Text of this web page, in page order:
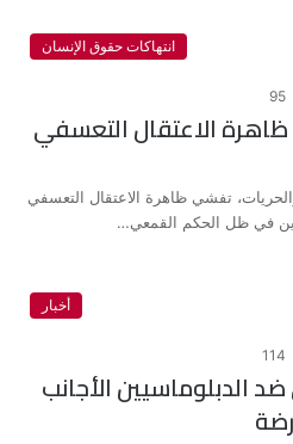
انتهاكات حقوق الإنسان
95
الاعتقال التعسفي
تفشي ظاهرة الاعتقال التعسفي
في ظل الحكم القمعي…
أخبار
114
الدبلوماسيين الأجانب